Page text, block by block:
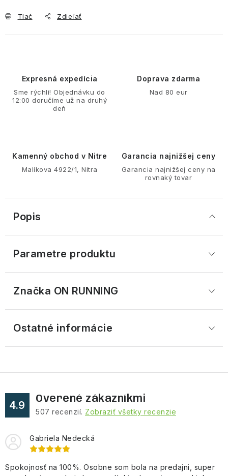
Tlač Zdieľať
Expresná expedícia
Sme rýchli! Objednávku do
12:00 doručíme už na druhý
deň
Doprava zdarma
Nad 80 eur
Kamenný obchod v Nitre
Malíkova 4922/1, Nitra
Garancia najnižšej ceny
Garancia najnižšej ceny na
rovnaký tovar
Popis
Parametre produktu
Značka ON RUNNING
Ostatné informácie
4.9
Overené zákazníkmi
507 recenzií. Zobraziť všetky recenzie
Gabriela Nedecká
Spokojnosť na 100%. Osobne som bola na predajni, super